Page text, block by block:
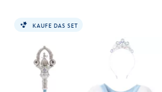
KAUFE DAS SET